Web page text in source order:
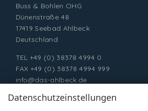
Datenschutzeinstellungen
Buss & Bohlen OHG
Dünenstraße 48
17419 Seebad Ahlbeck
Deutschland
TEL +49 (0) 38378 4994 0
FAX +49 (0) 38378 4994 999
info@das-ahlbeck.de